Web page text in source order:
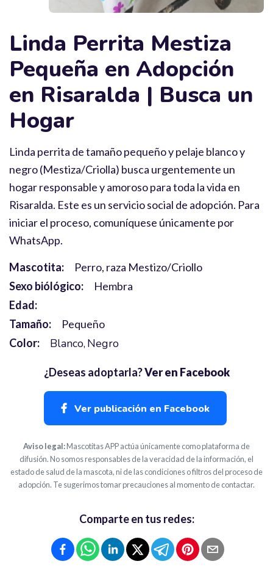
Linda Perrita Mestiza
Pequeña en Adopción
en Risaralda | Busca un
Hogar
Linda perrita de tamaño pequeño y pelaje blanco y
negro (Mestiza/Criolla) busca urgentemente un
hogar responsable y amoroso para toda la vida en
Risaralda. Este es un servicio social de adopción. Para
iniciar el proceso, comuníquese únicamente por
WhatsApp.
Mascotita:
Perro, raza Mestizo/Criollo
Sexo biólógico:
Hembra
Edad:
Tamaño:
Pequeño
Color:
Blanco Negro
¿Deseas adoptarla?Ver en Facebook
Ver publicación en Facebook
Aviso legal:Mascotitas APP actúa únicamente como plataforma de
difusión. No somos responsables de la veracidad de la información, el
estado de salud de la mascota, ni de las condiciones o filtros del proceso de
adopción. Te sugerimos tomar precauciones al momento de contactar.
Comparte en tus redes: